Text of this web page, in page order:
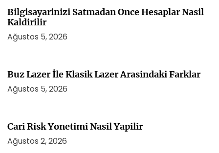
Bilgisayarinizi Satmadan Once Hesaplar Nasil
Kaldirilir
Ağustos 5, 2026
Buz Lazer İle Klasik Lazer Arasindaki Farklar
Ağustos 5, 2026
Cari Risk Yonetimi Nasil Yapilir
Ağustos 2, 2026